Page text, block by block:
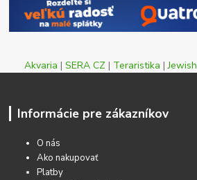
Akvaria | SERA CZ | Teraristika |Jewish
Informácie pre zákazníkov
O nás
Ako nakupovať
Platby